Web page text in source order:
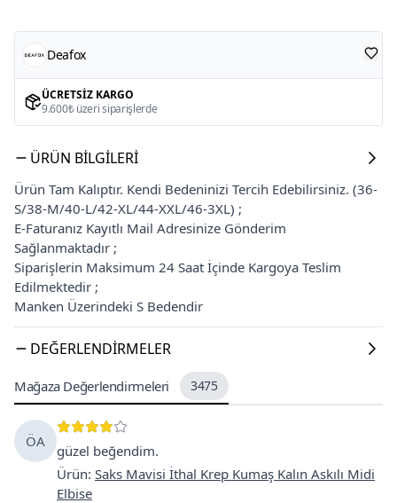
Deafox
ÜCRETSIZ KARGO
9.600₺ üzeri siparişlerde
ÜRÜN BILGILERI
Ürün Tam Kalıptır. Kendi Bedeninizi Tercih Edebilirsiniz. (36-
S/38-M/40-L/42-XL/44-XXL/46-3XL) ;
E-Faturanız Kayıtlı Mail Adresinize Gönderim
Sağlanmaktadır ;
Siparişlerin Maksimum 24 Saat İçinde Kargoya Teslim
Edilmektedir ;
Manken Üzerindeki S Bedendir
DEĞERLENDIRMELER
Mağaza Değerlendirmeleri 3475
ÖA
güzel beğendim.
Ürün: Saks Mavisi İthal Krep Kumaş Kalın Askılı Midi
Elbise